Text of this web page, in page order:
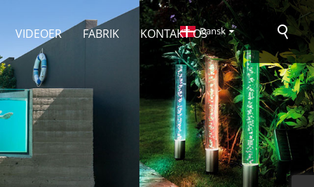
VIDEOER FABRIK KONTAKT OSDansk